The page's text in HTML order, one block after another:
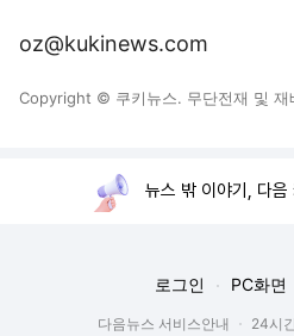
oz@kukinews.com
Copyright © 쿠키뉴스. 무단전재 및 재
뉴스 밖 이야기, 다음
로그인 PC화면
다음뉴스 서비스안내 24시